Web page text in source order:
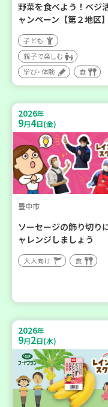
野菜を食べよう！ベジ
ャンペーン【第２地区】
子ども
親子で楽しむ
学び・体験
食
2026年
9月4日(金)
豊中市
ソーセージの飾り切り
ャレンジしましょう
大人向け 食
2026年
9月2日(水)